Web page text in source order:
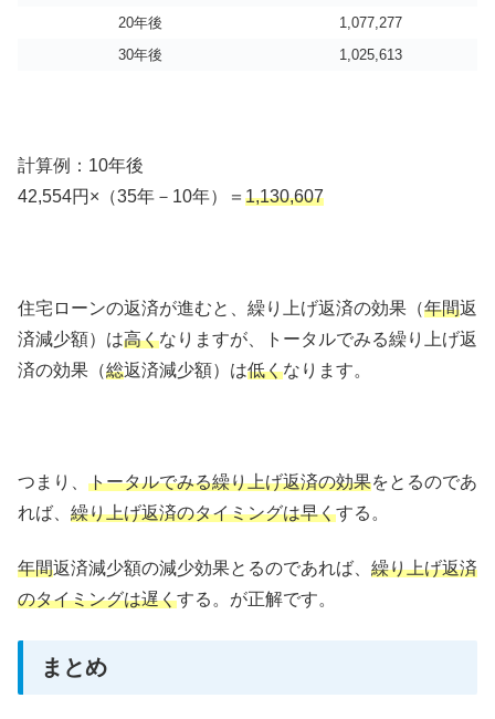
20年後
1,077,277
30年後
1,025,613
計算例：10年後
42,554円×（35年－10年）＝ 1,130,607
住宅ローンの返済が進むと、繰り上げ返済の効果（年間返
済減少額）は高くなりますが、トータルでみる繰り上げ返
済の効果（総返済減少額）は低くなります。
つまり、 トータルでみる繰り上げ返済の効果をとるのであ
れば、 繰り上げ返済のタイミングは早くする。
年間返済減少額の減少効果とるのであれば、 繰り上げ返済
のタイミングは遅くする。が正解です。
まとめ